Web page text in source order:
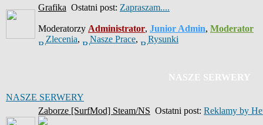
Grafika Ostatni post: Zapraszam....
Moderatorzy Administrator, Junior Admin, Moderator
Zlecenia, Nasze Prace, Rysunki
NASZE SERWERY
NASZE SERWERY
Zaborze [SurfMod] Steam/NS Ostatni post: Reklamy by